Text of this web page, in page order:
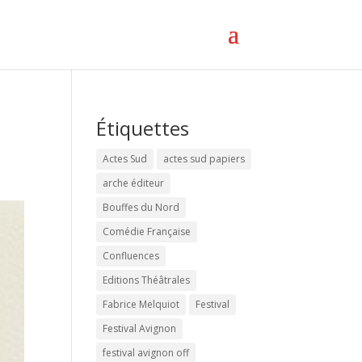
Étiquettes
Actes Sud
actes sud papiers
arche éditeur
Bouffes du Nord
Comédie Française
Confluences
Editions Théâtrales
Fabrice Melquiot
Festival
Festival Avignon
festival avignon off